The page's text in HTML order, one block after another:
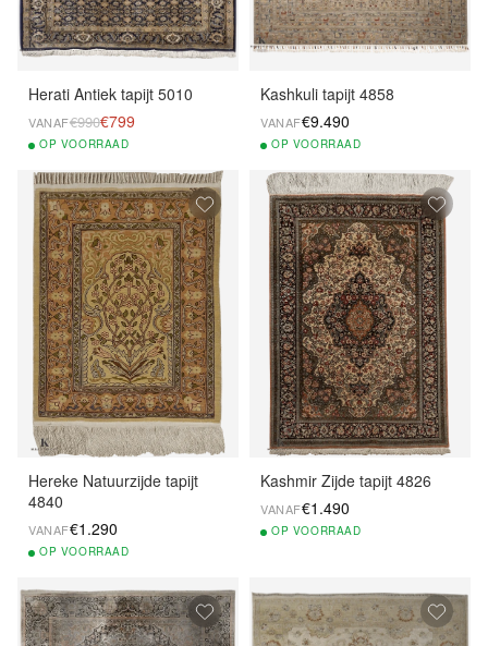
Herati Antiek tapijt 5010
VANAF€990€799
OP VOORRAAD
Kashkuli tapijt 4858
VANAF€9.490
OP VOORRAAD
Hereke Natuurzijde tapijt
4840
VANAF€1.290
OP VOORRAAD
Kashmir Zijde tapijt 4826
VANAF€1.490
OP VOORRAAD